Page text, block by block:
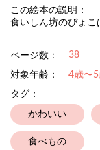
この絵本の説明：
食いしん坊のぴょこ
ページ数： 38
対象年齢：
4歳〜
タグ：
かわいい
食べもの